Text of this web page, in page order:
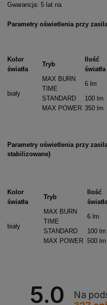
Gwarancja: 5 lat na
Parametry oświetlenia przy
Kolor
światła
Tryb
Ilość
biały
MAX BURN
TIME
6 lm
STANDARD
100 lm
MAX POWER 350 lm
Parametry oświetlenia przy
stabilizowane)
Kolor
światła
Tryb
Ilość
biały
MAX BURN
TIME
6 lm
STANDARD
100 lm
MAX POWER 500 lm
5.0
Na